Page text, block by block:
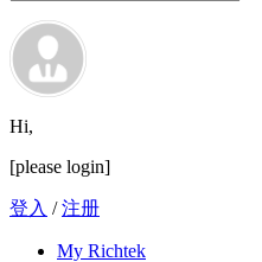
Hi,
[please login]
登入 /注册
My Richtek